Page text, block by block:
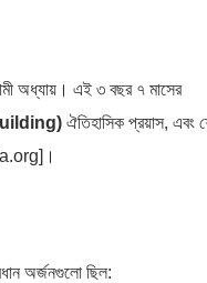
অধ্যায়। এই ৩ বছর ৭ মাসের
ঐতিহাসিক প্রয়াস, এবং
অর্জনগুলো ছিল: